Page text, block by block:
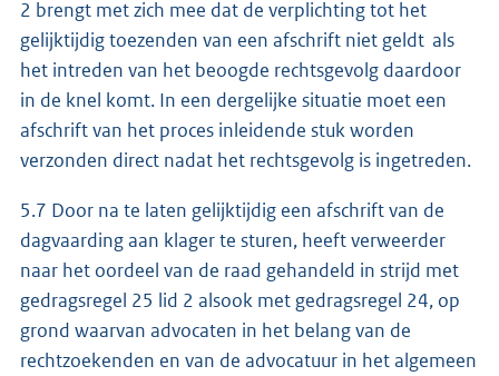
2 brengt met zich mee dat de verplichting tot het
gelijktijdig toezenden van een afschrift niet geldt als
het intreden van het beoogde rechtsgevolg daardoor
in de knel komt. In een dergelijke situatie moet een
afschrift van het proces inleidende stuk worden
verzonden direct nadat het rechtsgevolg is ingetreden.
5.7 Door na te laten gelijktijdig een afschrift van de
dagvaarding aan klager te sturen, heeft verweerder
naar het oordeel van de raad gehandeld in strijd met
gedragsregel 25 lid 2 alsook met gedragsregel 24, op
grond waarvan advocaten in het belang van de
rechtzoekenden en van de advocatuur in het algemeen